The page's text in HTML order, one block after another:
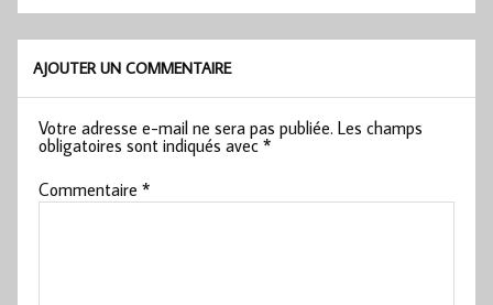
AJOUTER UN COMMENTAIRE
Votre adresse e-mail ne sera pas publiée. Les champs
obligatoires sont indiqués avec*
Commentaire*